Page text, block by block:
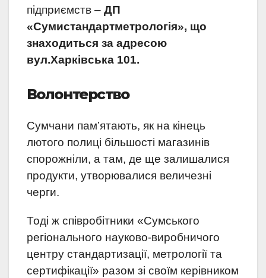
підприємств – ДП
«Сумистандартметрологія», що
знаходиться за адресою
вул.Харківська 101.
Волонтерство
Сумчани пам’ятають, як на кінець
лютого полиці більшості магазинів
спорожніли, а там, де ще залишалися
продукти, утворювалися величезні
черги.
Тоді ж співробітники «Сумського
регіонального науково-виробничого
центру стандартизації, метрології та
сертифікації» разом зі своїм керівником